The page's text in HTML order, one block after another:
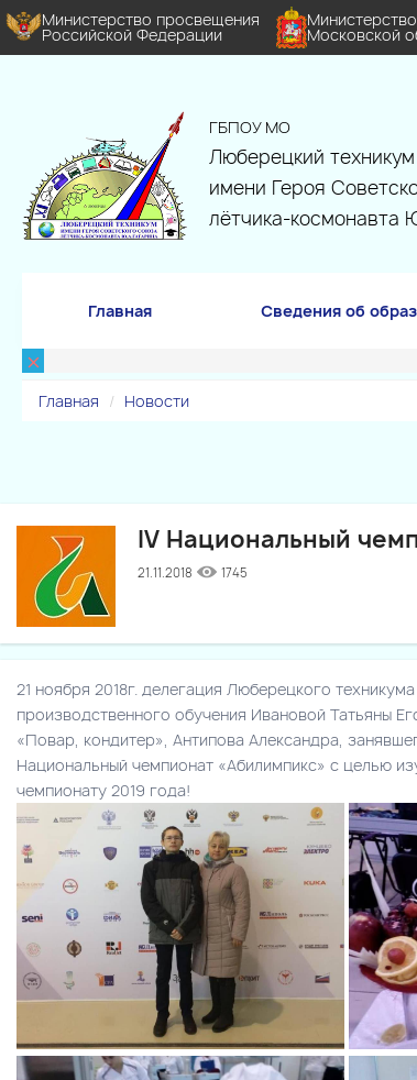
Министерство просвещения
Российской Федерации Московской
ГБПОУ МО
Люберецкий техникум
имени Героя
лётчика-космонавта
Главная Сведения об
×
Главная Новости
IV Национальный
21.11.2018 1745
21 ноября 2018г. делегация Люберецкого
производственного обучения Ивановой Татьяны
«Повар, кондитер», Антипова Александра,
Национальный чемпионат «Абилимпикс» с целью
чемпионату 2019 года!